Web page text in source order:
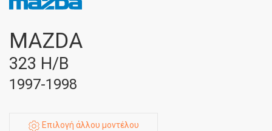
MAZDA
323 H/B
1997-1998
Επιλογή άλλου μοντέλου